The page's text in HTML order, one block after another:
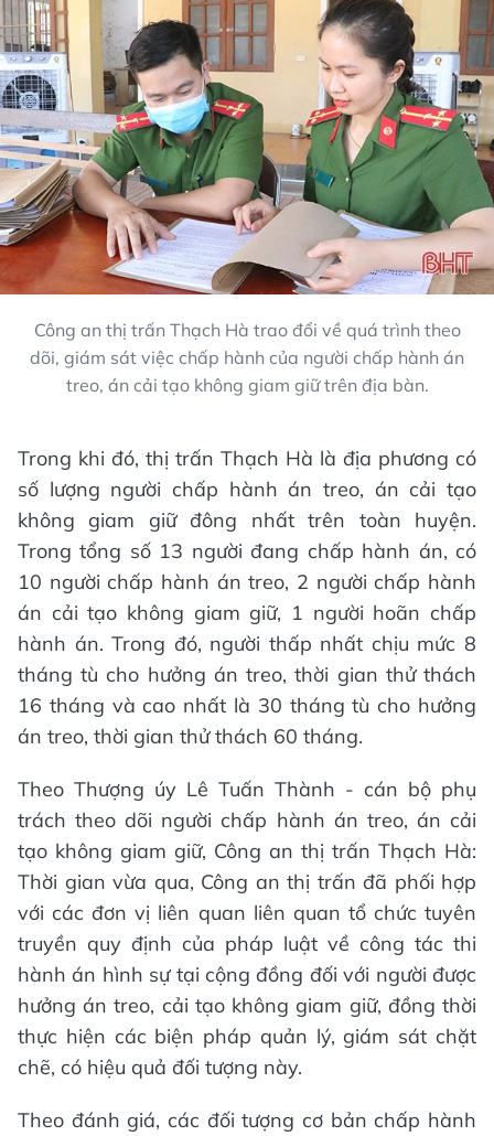
Công an thị trấn Thạch Hà trao đổi về quá trình theo
dõi, giám sát việc chấp hành của người chấp hành án
treo, án cải tạo không giam giữ trên địa bàn.
Trong khi đó, thị trấn Thạch Hà là địa phương có
số lượng người chấp hành án treo, án cải tạo
không giam giữ đông nhất trên toàn huyện.
Trong tổng số 13 người đang chấp hành án, có
10 người chấp hành án treo, 2 người chấp hành
án cải tạo không giam giữ, 1 người hoãn chấp
hành án. Trong đó, người thấp nhất chịu mức 8
tháng tù cho hưởng án treo, thời gian thử thách
16 tháng và cao nhất là 30 tháng tù cho hưởng
án treo, thời gian thử thách 60 tháng.
Theo Thượng úy Lê Tuấn Thành - cán bộ phụ
trách theo dõi người chấp hành án treo, án cải
tạo không giam giữ, Công an thị trấn Thạch Hà:
Thời gian vừa qua, Công an thị trấn đã phối hợp
với các đơn vị liên quan liên quan tổ chức tuyên
truyền quy định của pháp luật về công tác thi
hành án hình sự tại cộng đồng đối với người được
hưởng án treo, cải tạo không giam giữ, đồng thời
thực hiện các biện pháp quản lý, giám sát chặt
chẽ, có hiệu quả đối tượng này.
Theo đánh giá, các đối tượng cơ bản chấp hành